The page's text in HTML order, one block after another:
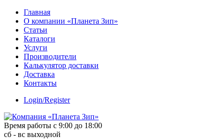
Skip
content
Главная
О компании «Планета Зип»
Статьи
Каталоги
Услуги
Производители
Калькулятор доставки
Доставка
Контакты
Login/Register
Время работы с 9:00 до 18:00
сб - вс выходной